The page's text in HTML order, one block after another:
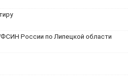
России по Липецкой области